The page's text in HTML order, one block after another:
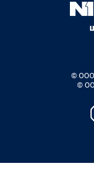
© ООО
©